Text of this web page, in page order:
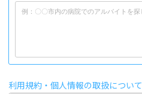
利用規約・個人情報の取扱について